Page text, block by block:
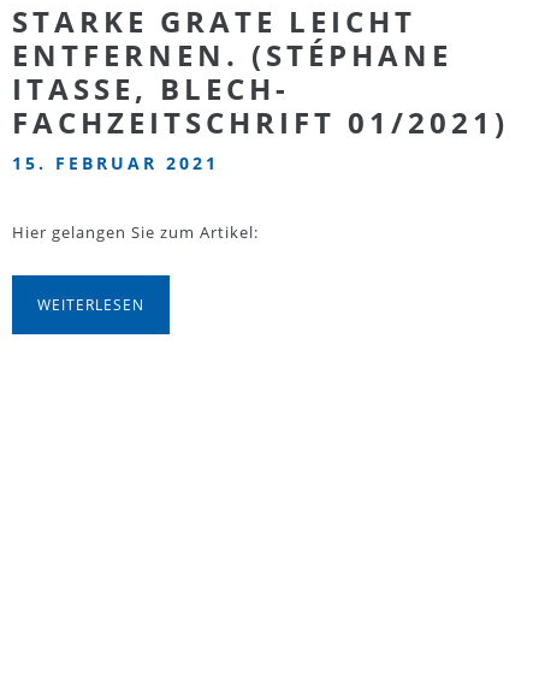
STARKE GRATE LEICHT
ENTFERNEN. (STÉPHANE
ITASSE, BLECH-
FACHZEITSCHRIFT 01/2021)
15. FEBRUAR 2021
Hier gelangen Sie zum Artikel:
WEITERLESEN